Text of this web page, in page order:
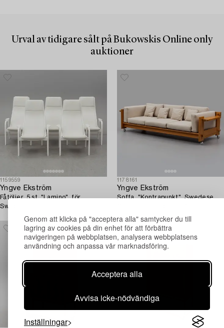
Genom att klicka på "acceptera alla" samtycker du till
lagring av cookies på din enhet för att förbättra
navigeringen på webbplatsen, analysera webbplatsens
användning och anpassa vår marknadsföring.
Acceptera alla
Avvisa icke-nödvändiga
Inställningar
Urval av tidigare sålt på Bukowskis Online only
auktioner
1159559
Yngve Ekström
Fåtöljer, 5 st, "Lamino", för
Swedese.
1178161
Yngve Ekström
Soffa, "Kontrapunkt", Swedese,